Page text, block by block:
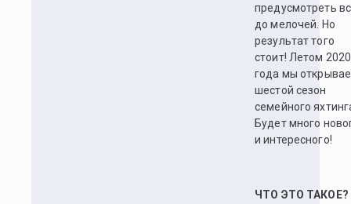
предусмотреть
до мелочей. Но
результат того
стоит! Летом 2020
года мы
шестой сезон
семейного
Будет много
и интересного!
ЧТО ЭТО ТАКОЕ?